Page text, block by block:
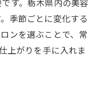
す。栃木県内の美
季節ごとに変化す
ンを選ぶことで、
上がりを手に入れ